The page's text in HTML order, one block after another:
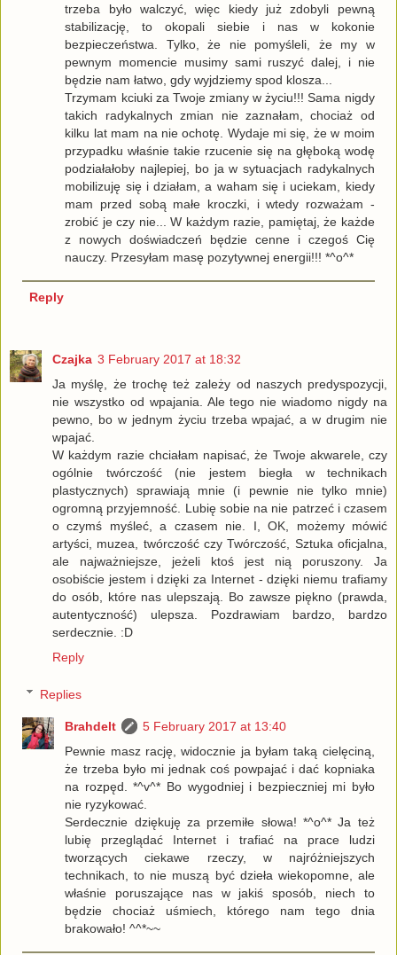
trzeba było walczyć, więc kiedy już zdobyli pewną
stabilizację, to okopali siebie i nas w kokonie
bezpieczeństwa. Tylko, że nie pomyśleli, że my w
pewnym momencie musimy sami ruszyć dalej, i nie
będzie nam łatwo, gdy wyjdziemy spod klosza...
Trzymam kciuki za Twoje zmiany w życiu!!! Sama nigdy
takich radykalnych zmian nie zaznałam, chociaż od
kilku lat mam na nie ochotę. Wydaje mi się, że w moim
przypadku właśnie takie rzucenie się na głęboką wodę
podziałałoby najlepiej, bo ja w sytuacjach radykalnych
mobilizuję się i działam, a waham się i uciekam, kiedy
mam przed sobą małe kroczki, i wtedy rozważam -
zrobić je czy nie... W każdym razie, pamiętaj, że każde
z nowych doświadczeń będzie cenne i czegoś Cię
nauczy. Przesyłam masę pozytywnej energii!!! *^o^*
Reply
Czajka 3 February 2017 at 18:32
Ja myślę, że trochę też zależy od naszych predyspozycji,
nie wszystko od wpajania. Ale tego nie wiadomo nigdy na
pewno, bo w jednym życiu trzeba wpajać, a w drugim nie
wpajać.
W każdym razie chciałam napisać, że Twoje akwarele, czy
ogólnie twórczość (nie jestem biegła w technikach
plastycznych) sprawiają mnie (i pewnie nie tylko mnie)
ogromną przyjemność. Lubię sobie na nie patrzeć i czasem
o czymś myśleć, a czasem nie. I, OK, możemy mówić
artyści, muzea, twórczość czy Twórczość, Sztuka oficjalna,
ale najważniejsze, jeżeli ktoś jest nią poruszony. Ja
osobiście jestem i dzięki za Internet - dzięki niemu trafiamy
do osób, które nas ulepszają. Bo zawsze piękno (prawda,
autentyczność) ulepsza. Pozdrawiam bardzo, bardzo
serdecznie. :D
Reply
Replies
Brahdelt
5 February 2017 at 13:40
Pewnie masz rację, widocznie ja byłam taką cielęciną,
że trzeba było mi jednak coś powpajać i dać kopniaka
na rozpęd. *^v^* Bo wygodniej i bezpieczniej mi było
nie ryzykować.
Serdecznie dziękuję za przemiłe słowa! *^o^* Ja też
lubię przeglądać Internet i trafiać na prace ludzi
tworzących ciekawe rzeczy, w najróżniejszych
technikach, to nie muszą być dzieła wiekopomne, ale
właśnie poruszające nas w jakiś sposób, niech to
będzie chociaż uśmiech, którego nam tego dnia
brakowało! ^^*~~